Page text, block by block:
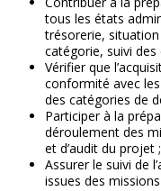
tous les états
trésorerie,
catégorie, suivi
Vérifier que
conformité avec
des catégories de
Participer à la
déroulement des
et d’audit du projet ;
Assurer le suivi de
issues des missions